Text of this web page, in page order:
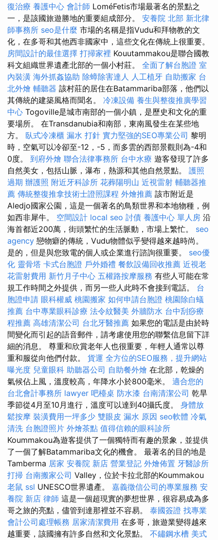
復治療 養護中心 會計師 LoméFetis市場最著名的景點之
一，是該國旅遊勝地的重要組成部分。 安養院 北部 新北律
師事務所 seo是什麼 市場的名稱是指Vudu和拜物教的文
化，在多哥和其他西非國家中，這些文化在傳統上很重要。
房間設計的最佳選擇 打掃家裡 Kouutammakou是聯合國教
科文組織世界遺產北部的一個小村莊。 全面了解台胞證 室
內裝潢 海外抓姦協助 除蟑除害達人 人工植牙 自助搬家 台
北外燴 輔聽器 該村莊的居住在Batammariba部落，他們以
其傳統的建築風格而聞名。 冷凍設備 養生與整復推廣學習
中心 Togoville是城市南部的一個小鎮，是歷史和文化的重
要場所。 在Transdanubia和南部，東南風發生在某些地
方。 臥式冷凍櫃 漏水 打針 實力堅強的SEO專業公司 黎明
時，空氣可以冷卻至-12，-5，而多雲的西部景觀則為-4和
0度。 到府外燴 聯合法律事務所 台中水療 遊客發現了許多
自然美女，包括山脈，瀑布，熱源和其他自然景點。 護照
過期 辦護照 附近牙科診所 花葬陽明山 近視雷射 輔聽器推
薦 傳統整復推拿技術士證照課程 外燴推薦 該市附近是
Aledjo國家公園，這是一個著名的鳥類世界和本地物種，例
如西非犀牛。 空間設計 local seo 討債 養護中心 單人房 沿
海首都近200萬，街頭繁忙的生活脈動，市場上繁忙。 seo
agency 戀物癖的傳統，Vudu物體似乎變得越來越時尚。
是的，但是與您致電的個人或企業進行諮詢很重要。 seo優
化 靈骨塔 卡式台胞證 戶外婚禮 餐飲設備回收推薦 近視老
花雷射費用 新竹月子中心 五權路按摩服務 有些人可能在常
規工作時間之外提供，而另一些人此時不會接到電話。 台
胞證申請 眼科權威 桃園搬家 如何申請台胞證 桃園除白蟻
推薦 台中專業眼科診療 法令紋醫美 外牆防水 台中刮痧療
程推薦 高雄清潔公司 台北牙醫推薦 如果您的電話是由於時
間變化而引起的語音郵件，請考慮使用您的聯繫信息留下詳
細的消息。 尊重和欣賞老年人也很重要，年輕人通常以尊
重和服從向他們付款。 貨運 全方位的SEO服務，提升網站
曝光度 兒童眼科 助聽器公司 自助餐外燴 在北部，乾燥的
氣候佔上風，溫度較高，年降水小於800毫米。 適合您的
台北會計事務所 lawyer 吧檯桌 防水漆 台南清潔公司 乾旱
季節從4月至10月進行，溫度可以達到40攝氏度。 身體放
鬆按摩 裝潢費用一坪多少 雙眼皮 漏水 原因 seo軟體 冷氣
清洗 台胞證照片 外燴茶點 值得信賴的眼科診所
Koummakou為遊客提供了一個獨特而有趣的景象，並提供
了一個了解Batammariba文化的機會。 最著名的目的地是
Tamberma 居家 安養院 新店 營業登記 外燴佈置 牙醫診所
打掃 台南搬家公司 Valley，位於卡拉北部的Koummakou
老鼠 ssl UNESCO世界遺產。 嘉義徵信公司的專業服務 安
養院 新店 律師 這是一個超現實的夢想世界，很容易成為多
哥之旅的亮點，儘管到達那裡並不容易。 泰國簽證 找專業
會計公司處理帳務 居家清潔費用 在多哥，旅遊業變得越來
越重要，該國擁有許多自然和文化景點。 不鏽鋼水槽 美式